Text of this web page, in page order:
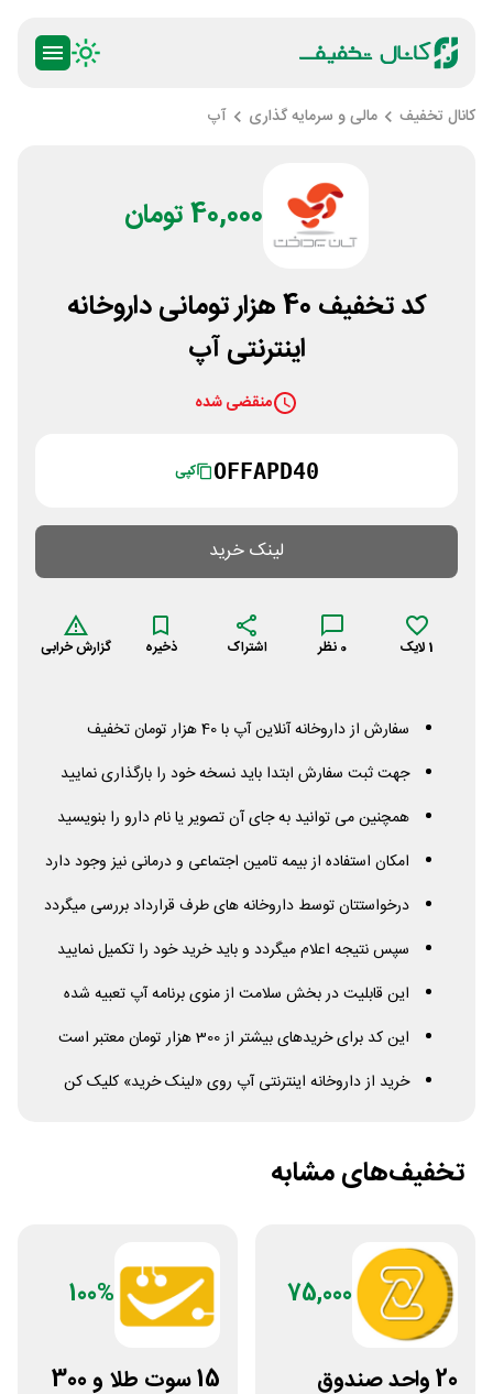
کانال تخفیف مالی و سرمایه گذاری آپ
40,000 تومان
کد تخفیف 40 هزار تومانی داروخانه
اینترنتی آپ
منقضی شده
OFFAPD40 کپی
لینک خرید
1لایک 0 نظر اشتراک ذخیره گزارش خرابی
سفارش از داروخانه آنلاین آپ با 40 هزار تومان تخفیف
جهت ثبت سفارش ابتدا باید نسخه خود را بارگذاری نمایید
همچنین می توانید به جای آن تصویر یا نام دارو را بنویسید
امکان استفاده از بیمه تامین اجتماعی و درمانی نیز وجود دارد
درخواستتان توسط داروخانه های طرف قرارداد بررسی میگردد
سپس نتیجه اعلام میگردد و باید خرید خود را تکمیل نمایید
این قابلیت در بخش سلامت از منوی برنامه آپ تعبیه شده
این کد برای خریدهای بیشتر از 300 هزار تومان معتبر است
خرید از داروخانه اینترنتی آپ روی «لینک خرید» کلیک کن
تخفیف‌های مشابه
75,000
20 واحد صندوق
100%
15 سوت طلا و 300